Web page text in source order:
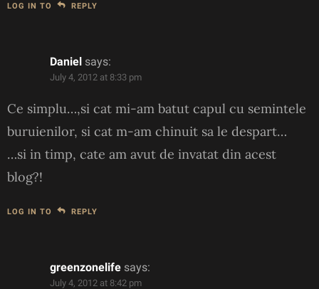
LOG IN TO REPLY
Daniel says:
July 4, 2012 at 8:33 pm
Ce simplu…,si cat mi-am batut capul cu semintele
buruienilor, si cat m-am chinuit sa le despart…
…si in timp, cate am avut de invatat din acest
blog?!
LOG IN TO REPLY
greenzonelife says:
July 4, 2012 at 8:42 pm